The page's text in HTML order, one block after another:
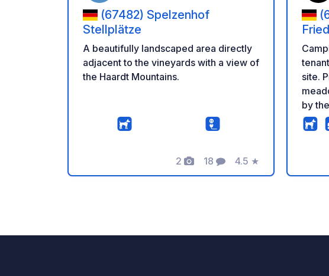
(67482) Spelzenhof
Stellplätze
A beautifully landscaped area directly
adjacent to the vineyards with a view of
the Haardt Mountains.
2
Fotos
18
Comentarios
4.5
Calificación
★
site. Pitches on well-maintained
by
ordered